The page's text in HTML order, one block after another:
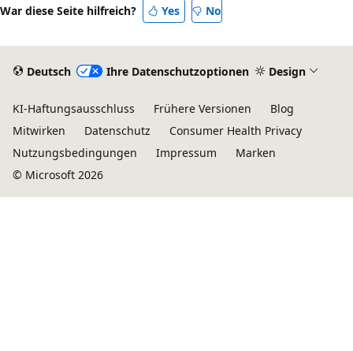
War diese Seite hilfreich? Yes No
Deutsch Ihre Datenschutzoptionen Design
KI-Haftungsausschluss Frühere Versionen
Blog
Mitwirken
Datenschutz
Consumer Health Privacy
Nutzungsbedingungen
Impressum
Marken
© Microsoft 2026